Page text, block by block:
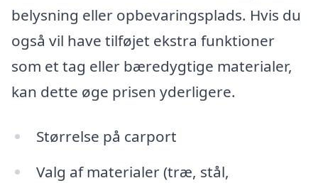
belysning eller opbevaringsplads. Hvis du
også vil have tilføjet ekstra funktioner
som et tag eller bæredygtige materialer,
kan dette øge prisen yderligere.
Størrelse på carport
Valg af materialer (træ, stål,